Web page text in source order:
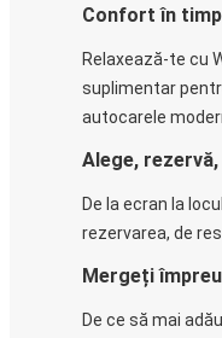
Confort în
Relaxează-te cu
suplimentar
autocarele
Alege,
De la ecran la
rezervarea, de
Mergeți
De ce să mai